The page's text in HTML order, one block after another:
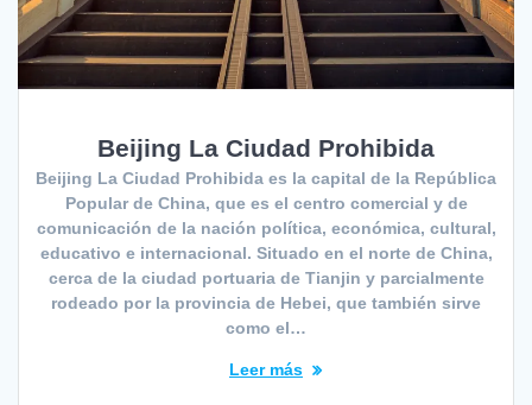
Beijing La Ciudad Prohibida
Beijing La Ciudad Prohibida es la capital de la República
Popular de China, que es el centro comercial y de
comunicación de la nación política, económica, cultural,
educativo e internacional. Situado en el norte de China,
cerca de la ciudad portuaria de Tianjin y parcialmente
rodeado por la provincia de Hebei, que también sirve
como el…
Leer más